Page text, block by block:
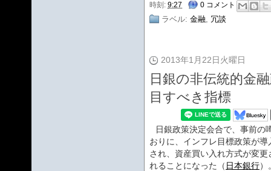
時刻: 9:27 0 コメント
ラベル: 金融, 冗談
2013年1月22日火曜日
日銀の非伝統的金
目すべき指標
日銀政策決定会合で、事前の
おりに、インフレ目標政策が導
され、資産買い入れ方式が変更
れることになった（ 日本銀行）